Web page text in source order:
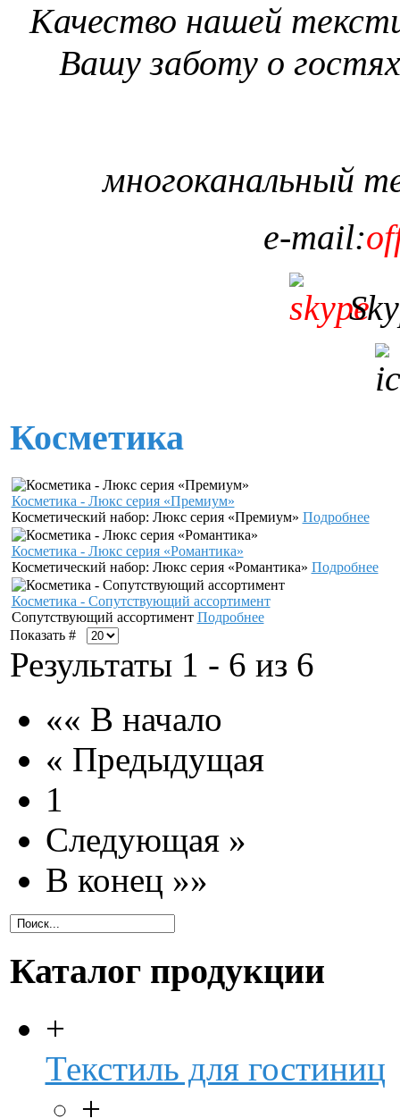
Качество нашей
Вашу заботу о
многоканальный
e-mail:
Косметика
Косметика - Люкс серия «Премиум»
Косметический набор: Люкс серия «Премиум» Подробнее
Косметика - Люкс серия «Романтика»
Косметический набор: Люкс серия «Романтика» Подробнее
Косметика - Сопутствующий ассортимент
Сопутствующий ассортимент Подробнее
Показать #
Результаты 1 - 6 из 6
«« В начало
« Предыдущая
1
Следующая »
В конец »»
Каталог продукции
+
Текстиль для гостиниц
+